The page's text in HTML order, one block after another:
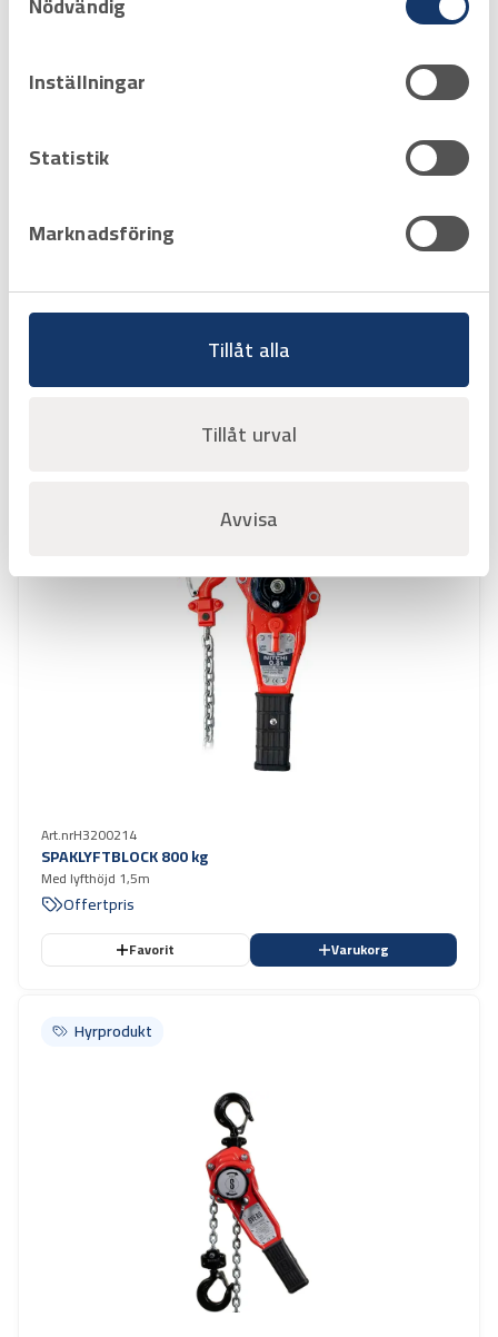
Inställningar
Statistik
Marknadsföring
Tillåt alla
Tillåt urval
Avvisa
SPAKLYFTBLOCK 800 kg
Offertpris
Art.nrH3200214
SPAKLYFTBLOCK 800 kg
Med lyfthöjd 1,5m
Offertpris
Favorit Varukorg
Hyrprodukt
Hyrprodukt